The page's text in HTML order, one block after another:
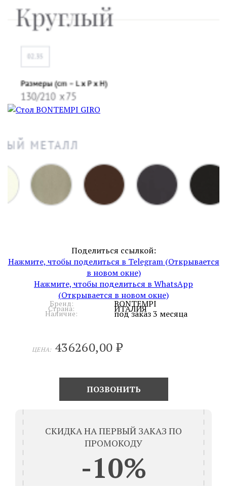
Поделиться ссылкой:
Нажмите, чтобы поделиться в Telegram (Открывается
в новом окне)
Нажмите, чтобы поделиться в WhatsApp
(Открывается в новом окне)
Бренд: BONTEMPI
Страна: ИТАЛИЯ
Наличие: под заказ 3 месяца
ЦЕНА: 436260,00 ₽
ПОЗВОНИТЬ
СКИДКА НА ПЕРВЫЙ ЗАКАЗ ПО
ПРОМОКОДУ
-10%